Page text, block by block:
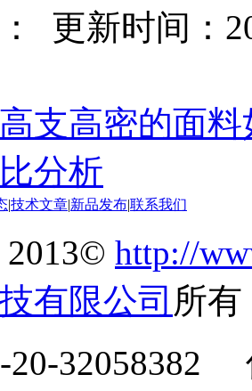
更新时间：
高支高密的面
分析
技术文章 新品发布联系我们
http://
有限公司 所
20-32058382